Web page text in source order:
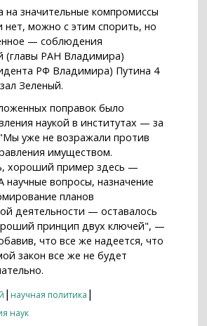
значительные компромиссы
можно с этим спорить, но
— соблюдения
(главы РАН Владимира)
РФ Владимира) Путина 4
Зеленый.
поправок было
наукой в институтах — за
уже не возражали против
имуществом.
хороший пример здесь —
вопросы, назначение
планов
деятельности — оставалось
принцип двух ключей", —
что все же надеется, что
закон все же не будет
| научная политика |
наук